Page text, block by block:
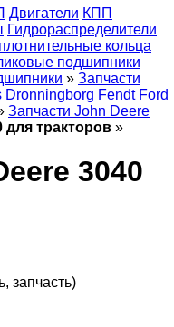
Двигатели КПП
Гидрораспределители
кольца
подшипники
» Запчасти
Dronningborg Fendt Ford
Запчасти John Deere
для тракторов »
3040
запчасть)